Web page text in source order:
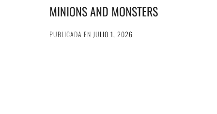
MINIONS AND MONSTERS
PUBLICADA EN JULIO 1, 2026